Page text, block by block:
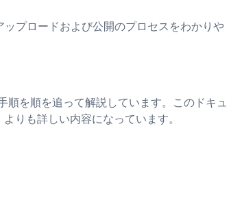
プロードおよび公開のプロセスをわかりや
を順を追って解説しています。このドキュ
りも詳しい内容になっています。